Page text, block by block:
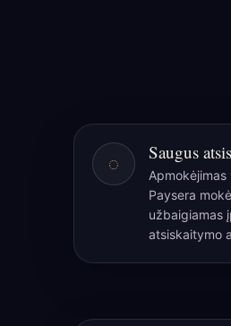
◌
Saugus
Paysera
užbaigiamas
atsiskaitymo